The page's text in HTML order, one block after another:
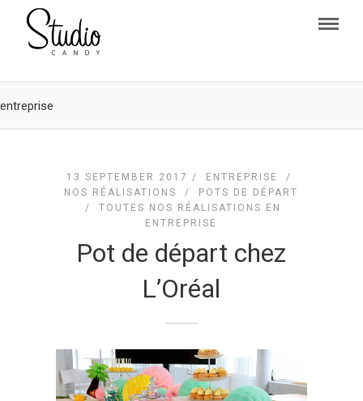
entreprise
13 SEPTEMBER 2017 / ENTREPRISE
/
NOS RÉALISATIONS
/
POTS DE DÉPART
/TOUTES NOS RÉALISATIONS EN
ENTREPRISE
Pot de départ chez
L’Oréal